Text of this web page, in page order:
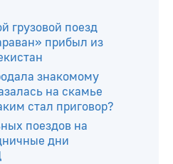
грузовой поезд
прибыл из